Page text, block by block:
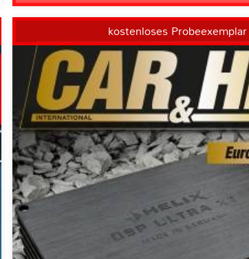
kostenloses Probeexemplar